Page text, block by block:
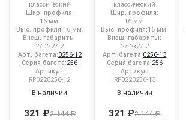
классический
Шир. профиля:
16 мм.
Выс. профиля:16 мм.
Внеш. габариты:
27.2x27.2
Арт. багета:0256-12
Серия багета:256
Артикул:
RP0220256-12
В наличии
321 ₽2 144 ₽
классический
Шир. профиля:
16 мм.
Выс. профиля:16 мм.
Внеш. габариты:
27.2x27.2
Арт. багета:0256-13
Серия багета:256
Артикул:
RP0220256-13
В наличии
321 ₽2 144 ₽